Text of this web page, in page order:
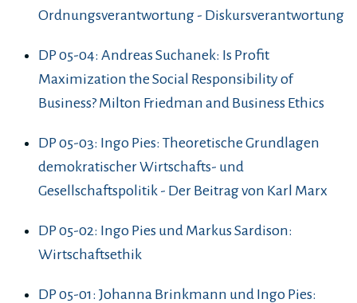
Ordnungsverantwortung - Diskursverantwortung
DP 05-04: Andreas Suchanek: Is Profit
Maximization the Social Responsibility of
Business? Milton Friedman and Business Ethics
DP 05-03: Ingo Pies: Theoretische Grundlagen
demokratischer Wirtschafts- und
Gesellschaftspolitik - Der Beitrag von Karl Marx
DP 05-02: Ingo Pies und Markus Sardison:
Wirtschaftsethik
DP 05-01: Johanna Brinkmann und Ingo Pies: